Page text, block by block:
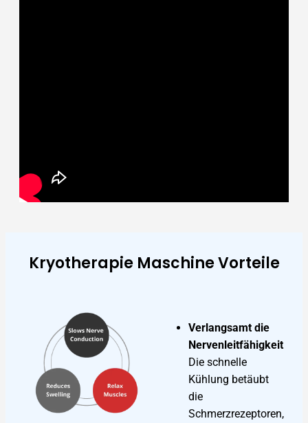
Kryotherapie Maschine Vorteile
Verlangsamt die
Nervenleitfähigkeit
Die schnelle
Kühlung betäubt
die
Schmerzrezeptoren,